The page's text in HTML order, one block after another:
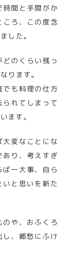
時間と手間がか
ころ、この度念
した。
のくらい残っ
ります。
も料理の仕方
れてしまって
ます。
変なことにな
あり、考えすぎ
一大事、自ら
と思いを新た
や、おふくろ
、郷愁にふけ